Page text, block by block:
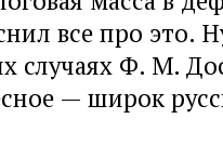
все про это.
случаях Ф. М.
— широк